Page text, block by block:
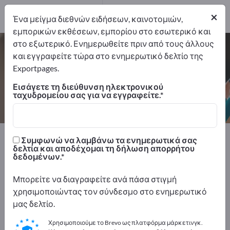
Φωτοαντιγραφικές συσκευές – βρείτε
κατασκευαστές και προμηθευτές
Εξαγωγείς
2
Κατασκευαστής
2
Exportpages Είδη γραφείου
Μηχανές γραφείου
Φωτοαντιγραφικές συσκευές
Διαφημιστείτε δωρεάν στο
Exportpages!
Ανάγκες – Προσφορές – Μεταχειρισμένα προϊόντα
– Επαγγελματικές επαφές >> ξεκινήστε εδώ
×
Ένα μείγμα διεθνών ειδήσεων, καινοτομιών,
εμπορικών εκθέσεων, εμπορίου στο εσωτερικό και
στο εξωτερικό. Ενημερωθείτε πριν από τους άλλους
και εγγραφείτε τώρα στο ενημερωτικό δελτίο της
Exportpages.
Εισάγετε τη διεύθυνση ηλεκτρονικού
ταχυδρομείου σας για να εγγραφείτε.
Συμφωνώ να λαμβάνω τα ενημερωτικά σας
δελτία και αποδέχομαι τη δήλωση απορρήτου
δεδομένων.
Μπορείτε να διαγραφείτε ανά πάσα στιγμή
χρησιμοποιώντας τον σύνδεσμο στο ενημερωτικό
μας δελτίο.
Χρησιμοποιούμε το Brevo ως πλατφόρμα μάρκετινγκ.